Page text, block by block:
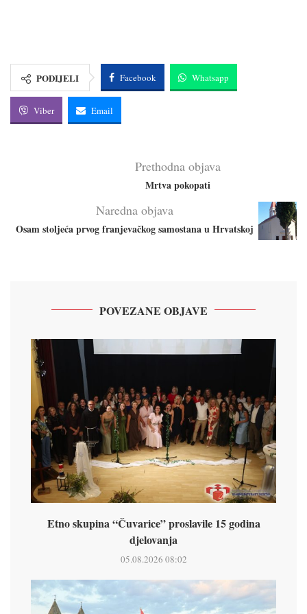
PODIJELI Facebook Whatsapp
Viber Email
Prethodna objava
Mrtva pokopati
Naredna objava
Osam stoljeća prvog franjevačkog samostana u Hrvatskoj
POVEZANE OBJAVE
Etno skupina “Čuvarice” proslavile 15 godina
djelovanja
05.08.2026 08:02